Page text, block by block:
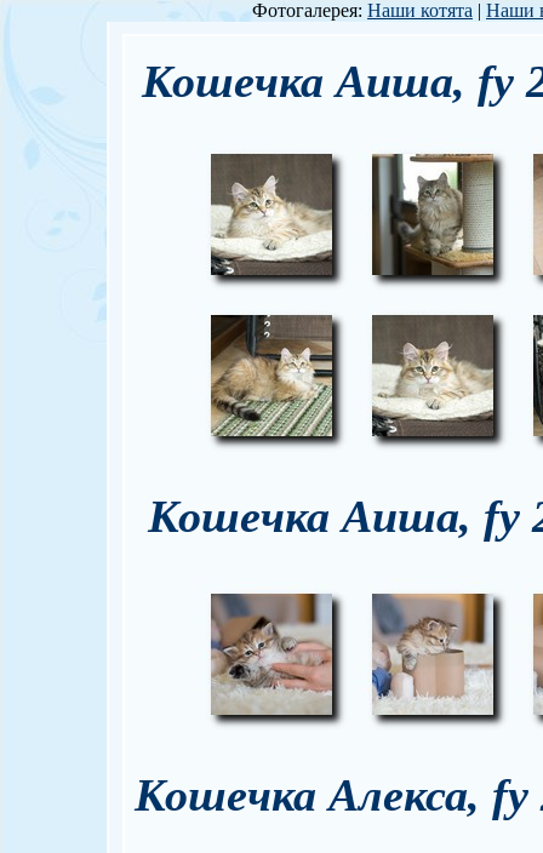
Фотогалерея: Наши котята | Наши
Кошечка Аиша, fy
Кошечка Аиша, fy
Кошечка Алекса,